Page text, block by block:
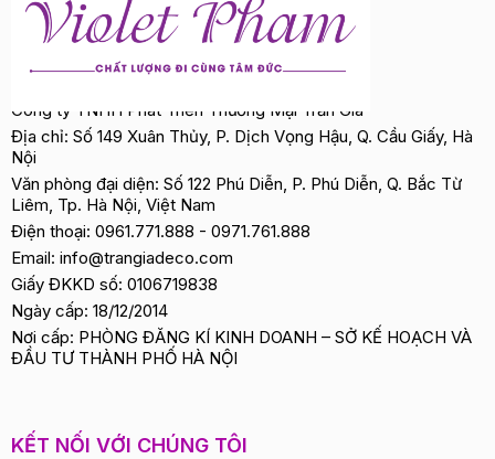
Công ty TNHH Phát Triển Thương Mại Trần Gia
Địa chỉ: Số 149 Xuân Thủy, P. Dịch Vọng Hậu, Q. Cầu Giấy, Hà
Nội
Văn phòng đại diện: Số 122 Phú Diễn, P. Phú Diễn, Q. Bắc Từ
Liêm, Tp. Hà Nội, Việt Nam
Điện thoại: 0961.771.888 - 0971.761.888
Email: info@trangiadeco.com
Giấy ĐKKD số: 0106719838
Ngày cấp: 18/12/2014
Nơi cấp: PHÒNG ĐĂNG KÍ KINH DOANH – SỞ KẾ HOẠCH VÀ
ĐẦU TƯ THÀNH PHỐ HÀ NỘI
KẾT NỐI VỚI CHÚNG TÔI